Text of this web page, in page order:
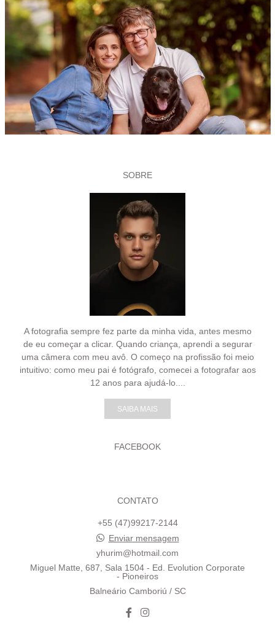
SOBRE
A fotografia sempre fez parte da minha vida, antes mesmo
de eu começar a clicar. Quando criança, aprendi a segurar
uma câmera com meu avô. O começo na profissão foi meio
intuitivo: como meu pai é fotógrafo, comecei a fotografar aos
12 anos para ajudá-lo....
SAIBA MAIS
FACEBOOK
CONTATO
+55 (47)99217-2144
Enviar mensagem
yhurim@hotmail.com
Miguel Matte, 687, Sala 1504 - Ed. Evolution Corporate
- Pioneiros
Balneário Camboriú / SC